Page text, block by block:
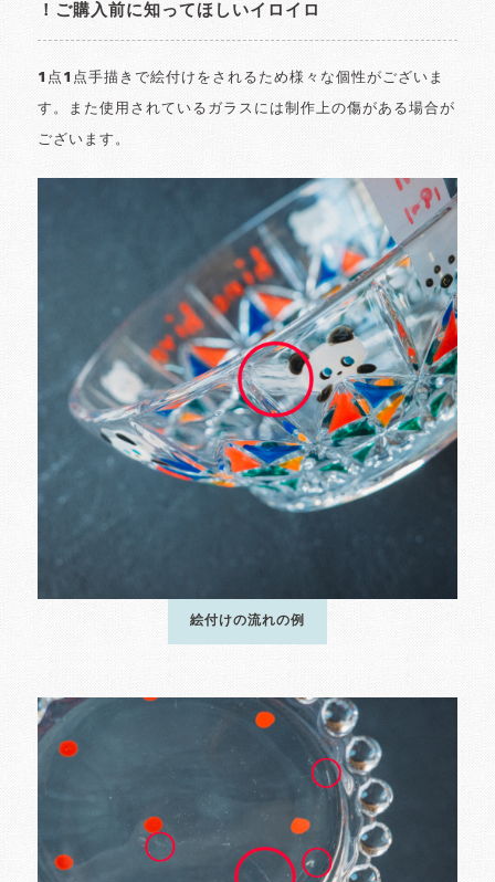
！ご購入前に知ってほしいイロイロ
1点1点手描きで絵付けをされるため様々な個性がございま
す。また使用されているガラスには制作上の傷がある場合が
ございます。
絵付けの流れの例